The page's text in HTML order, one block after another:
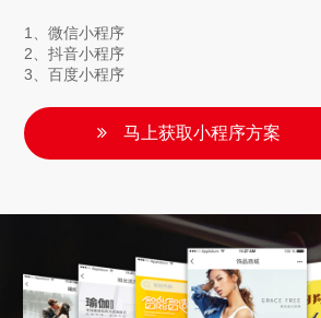
1、微信小程序
2、抖音小程序
3、百度小程序
马上获取小程序方案